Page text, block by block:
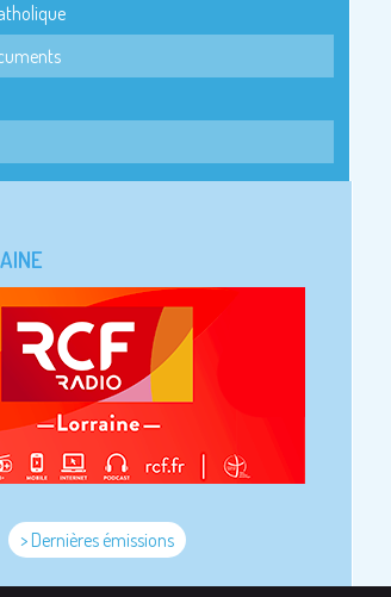
> Dernières émissions